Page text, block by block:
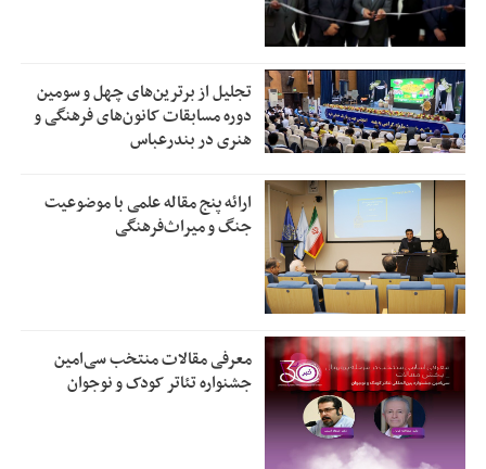
تجلیل از بر‌ترین‌های چهل و سومین
دوره مسابقات کانون‌های فرهنگی و
هنری در بندرعباس
ارائه پنج مقاله علمی با موضوعیت
جنگ و میراث‌فرهنگی
معرفی مقالات منتخب سی‌امین
جشنواره تئاتر کودک و نوجوان